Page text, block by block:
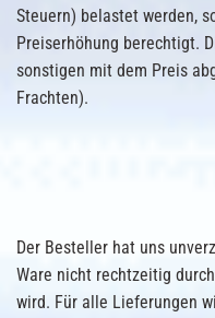
Steuern) belastet werden,
Preiserhöhung berechtigt.
sonstigen mit dem Preis
Frachten).
Der Besteller hat uns
Ware nicht rechtzeitig
wird. Für alle Lieferungen